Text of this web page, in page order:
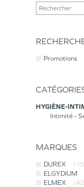
Promotions
HYGIÈNE-
Intimité -
MARQUES
DUREX
ELGYDIUM
ELMEX